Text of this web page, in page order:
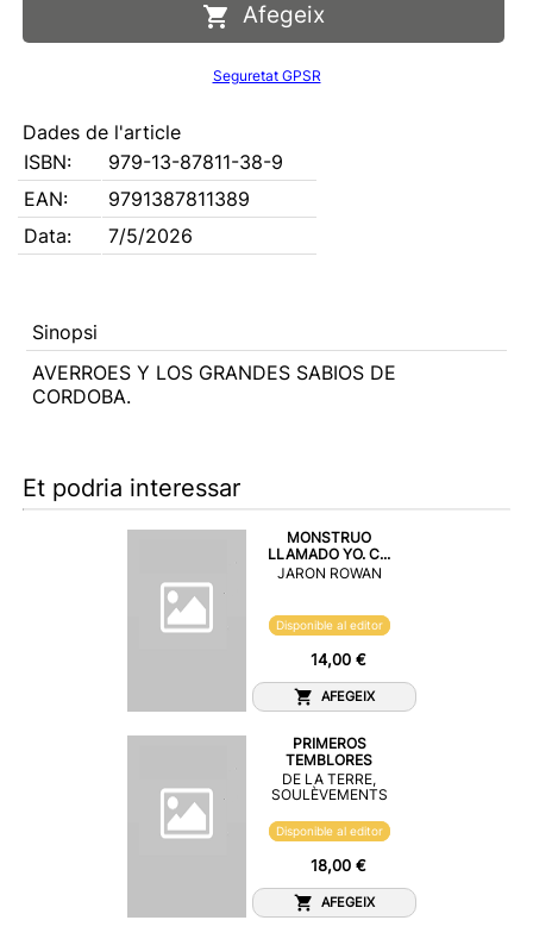
Afegeix
Seguretat GPSR
Dades de l'article
ISBN:
979-13-87811-38-9
EAN:
9791387811389
Data:
7/5/2026
Sinopsi
AVERROES Y LOS GRANDES SABIOS DE
CORDOBA.
Et podria interessar
MONSTRUO
LLAMADO YO. C...
JARON ROWAN
Disponible al editor
14,00 €
AFEGEIX
PRIMEROS
TEMBLORES
DE LA TERRE,
SOULÈVEMENTS
Disponible al editor
18,00 €
AFEGEIX